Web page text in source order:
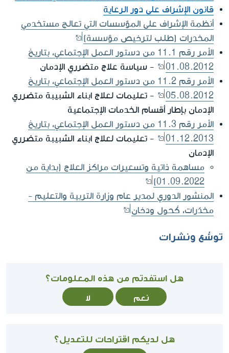
قانون الإشراف على دور الرعاية
أنظمة الإشراف على المؤسسات التي تعالج مستخدمي
المخدرات (طلب لترخيص مؤسسة)
الأمر رقم 11.1 من دستور العمل الإجتماعي، بتاريخ
01.08.2012
- سياسة علاج متضرري الإدمان
الأمر رقم 11.2 من دستور العمل الإجتماعي، بتاريخ
05.08.2012
- تعليمات لعلاج ابناء الشبيبة متضرري
الإدمان بإطار أقسام الخدمات الإجتماعية
الأمر رقم 11.3 من دستور العمل الإجتماعي، بتاريخ
01.12.2013
- تعليمات لعلاج ابناء الشبيبة متضرري
الإدمان
مساهمة ذاتية وتسعيرات مراكز العلاج (بداية من
01.09.2022)
المنشور الدوري لمدير عام وزارة التربية والتعليم -
مخدّرات، كُحول ودخان
توسُّع ونشرات
هل استفدتم من هذه المعلومات؟
نعم لا
هل لديكم اقتراحات للتعديل؟